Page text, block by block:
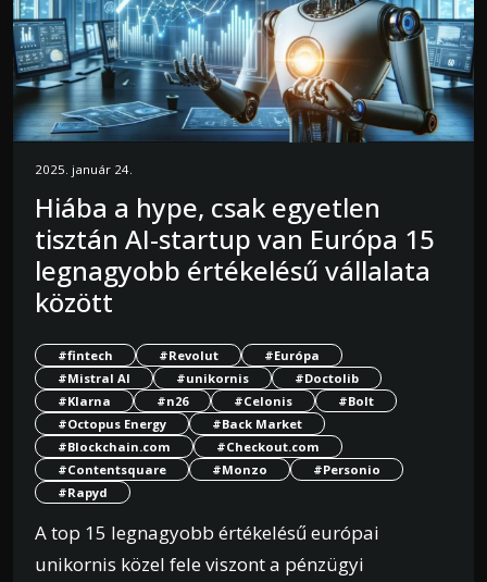
2025. január 24.
Hiába a hype, csak egyetlen
tisztán AI-startup van Európa 15
legnagyobb értékelésű vállalata
között
#fintech #Revolut
#Európa
#Mistral AI
#unikornis
#Doctolib
#Klarna
#n26 #Celonis
#Bolt
#Octopus Energy
#Back Market
#Blockchain.com
#Checkout.com
#Contentsquare
#Monzo
#Personio
#Rapyd
A top 15 legnagyobb értékelésű európai
unikornis közel fele viszont a pénzügyi